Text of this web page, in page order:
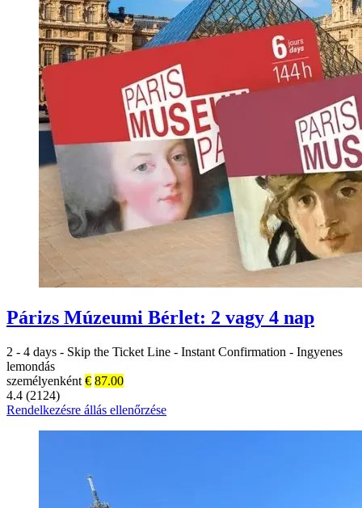
Párizs Múzeumi Bérlet: 2 vagy 4 nap
2 - 4 days - Skip the Ticket Line - Instant Confirmation - Ingyenes
lemondás
személyenként € 87.00
4.4 (2124)
Rendelkezésre állás ellenőrzése